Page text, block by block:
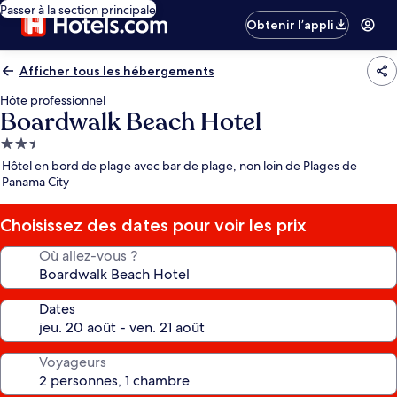
Passer à la section principale
Obtenir l’appli
Afficher tous les hébergements
Hôte professionnel
Boardwalk Beach Hotel
Hébergement
2.5 étoiles
Hôtel en bord de plage avec bar de plage, non loin de Plages de
Panama City
Choisissez des dates pour voir les prix
Où allez-vous ?
Dates
Voyageurs